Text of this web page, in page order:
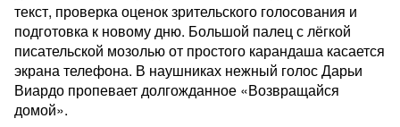
текст, проверка оценок зрительского голосования и
подготовка к новому дню. Большой палец с лёгкой
писательской мозолью от простого карандаша касается
экрана телефона. В наушниках нежный голос Дарьи
Виардо пропевает долгожданное «Возвращайся
домой».